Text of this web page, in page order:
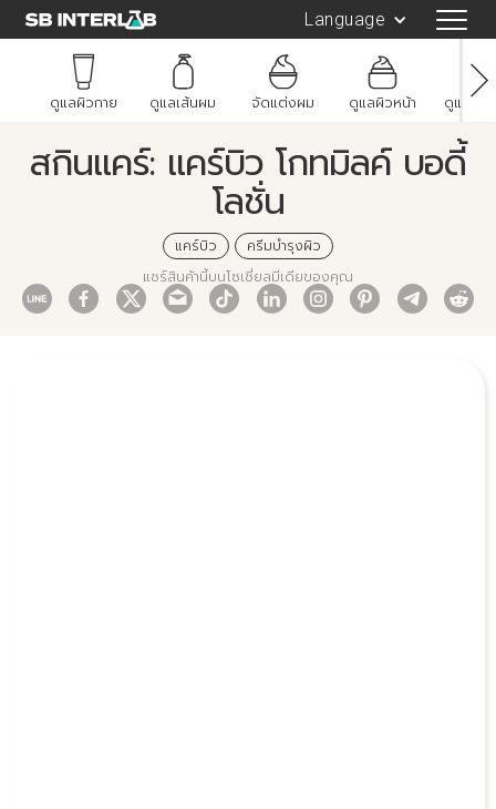
Language
ดูแลผิวกาย ดูแลเส้นผม จัดแต่งผม ดูแลผิวหน้า ดูแลช่อ
สกินแคร์: แคร์บิว โกทมิลค์ บอดี้
โลชั่น
แคร์บิว ครีมบำรุงผิว
แชร์สินค้านี้บนโซเชี่ยลมีเดียของคุณ